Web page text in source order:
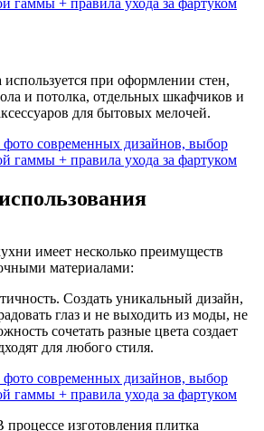
при оформлении стен,
и потолка, отдельных шкафчиков и
для бытовых мелочей.
имеет несколько преимуществ
материалами:
Создать уникальный дизайн,
глаз и не выходить из моды, не
сочетать разные цвета создает
для любого стиля.
изготовления плитка